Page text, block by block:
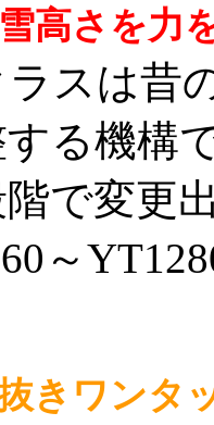
高さを力
スは昔
る機構
で変更
～
きワンタ